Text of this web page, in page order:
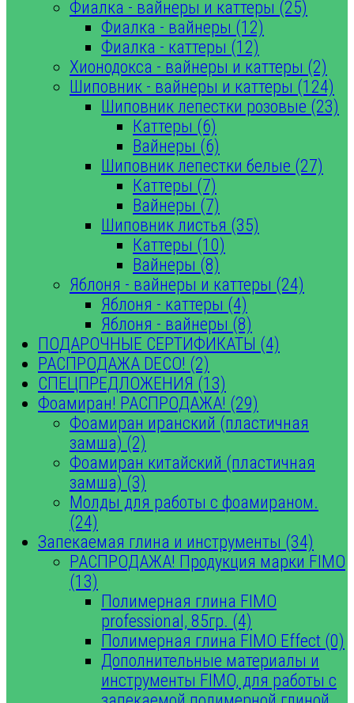
Фиалка - вайнеры и каттеры (25)
Фиалка - вайнеры (12)
Фиалка - каттеры (12)
Хионодокса - вайнеры и каттеры (2)
Шиповник - вайнеры и каттеры (124)
Шиповник лепестки розовые (23)
Каттеры (6)
Вайнеры (6)
Шиповник лепестки белые (27)
Каттеры (7)
Вайнеры (7)
Шиповник листья (35)
Каттеры (10)
Вайнеры (8)
Яблоня - вайнеры и каттеры (24)
Яблоня - каттеры (4)
Яблоня - вайнеры (8)
ПОДАРОЧНЫЕ СЕРТИФИКАТЫ (4)
РАСПРОДАЖА DECO! (2)
СПЕЦПРЕДЛОЖЕНИЯ (13)
Фоамиран! РАСПРОДАЖА! (29)
Фоамиран иранский (пластичная
замша) (2)
Фоамиран китайский (пластичная
замша) (3)
Молды для работы с фоамираном.
(24)
Запекаемая глина и инструменты (34)
РАСПРОДАЖА! Продукция марки FIMO
(13)
Полимерная глина FIMO
professional, 85гр. (4)
Полимерная глина FIMO Effect (0)
Дополнительные материалы и
инструменты FIMO, для работы с